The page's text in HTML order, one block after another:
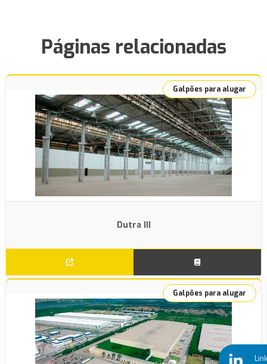
Páginas relacionadas
Dutra III
Galpões para alugar
Galpões para alugar